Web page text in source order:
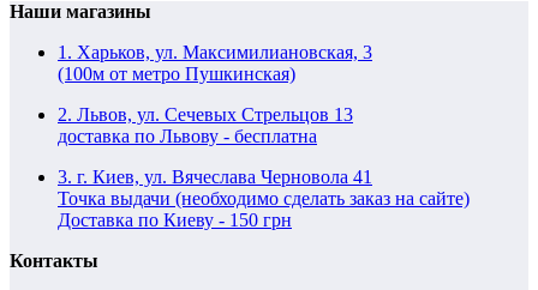
Наши магазины
1. Харьков, ул. Максимилиановская, 3
(100м от метро Пушкинская)
2. Львов, ул. Сечевых Стрельцов 13
доставка по Львову - бесплатна
3. г. Киев, ул. Вячеслава Черновола 41
Точка выдачи (необходимо сделать заказ на сайте)
Доставка по Киеву - 150 грн
Контакты